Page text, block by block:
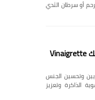
أو سرطان الثدي
فوائد عسل الخل لصحتك Vinaigrette
وتحسين الجنس
الذاكرة وتعزيز